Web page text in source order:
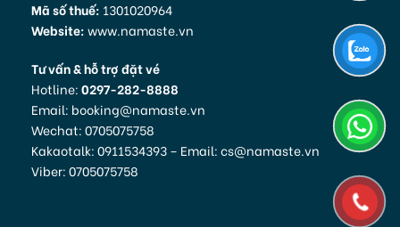
Mã số thuế: 1301020964
Website:www.namaste.vn
Tư vấn & hỗ trợ đặt vé
Hotline:0297-282-8888
Email: booking@namaste.vn
Wechat: 0705075758
Kakaotalk: 0911534393 – Email: cs@namaste.vn
Viber: 0705075758